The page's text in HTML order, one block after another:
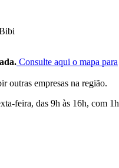
Consulte aqui o mapa para
outras empresas na região.
feira, das 9h às 16h, com 1h